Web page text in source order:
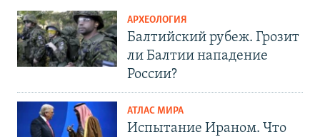
АРХЕОЛОГИЯ
Балтийский рубеж. Грозит
ли Балтии нападение
России?
АТЛАС МИРА
Испытание Ираном. Что